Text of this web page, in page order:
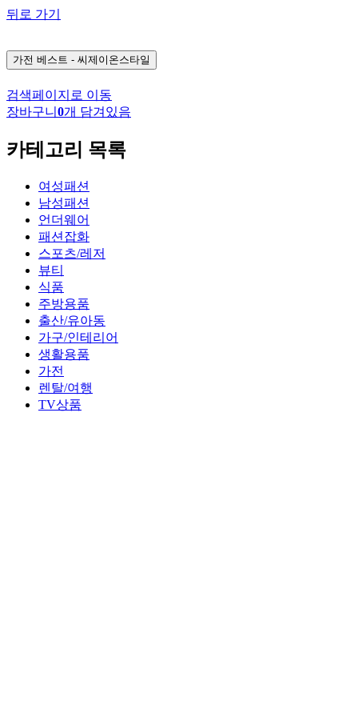
뒤로 가기
가전 베스트 - 씨제이온스타일
검색페이지로 이동
장바구니 0개 담겨있음
카테고리 목록
여성패션
남성패션
언더웨어
패션잡화
스포츠/레저
뷰티
식품
주방용품
출산/유아동
가구/인테리어
생활용품
가전
렌탈/여행
TV상품